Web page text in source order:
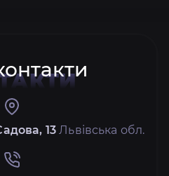
13 Львівська обл.